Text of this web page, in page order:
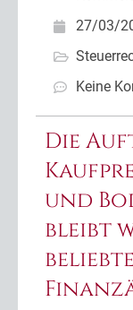
27/03/
Keine
Die
und
bleibt